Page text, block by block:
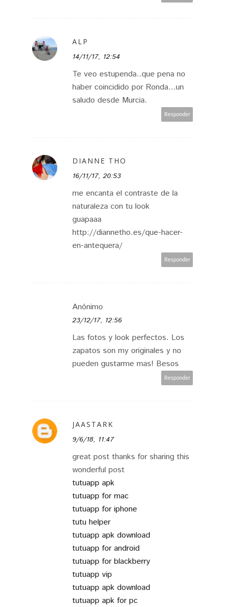
ALP
14/11/17, 12:54
Te veo estupenda..que pena no
haber coincidido por Ronda...un
saludo desde Murcia.
Responder
DIANNE THO
16/11/17, 20:53
me encanta el contraste de la
naturaleza con tu look
guapaaa
http://diannetho.es/que-hacer-
en-antequera/
Responder
Anónimo
23/12/17, 12:56
Las fotos y look perfectos. Los
zapatos son my originales y no
pueden gustarme mas! Besos
Responder
JAASTARK
9/6/18, 11:47
great post thanks for sharing this
wonderful post
tutuapp apk
tutuapp for mac
tutuapp for iphone
tutu helper
tutuapp apk download
tutuapp for android
tutuapp for blackberry
tutuapp vip
tutuapp apk download
tutuapp apk for pc